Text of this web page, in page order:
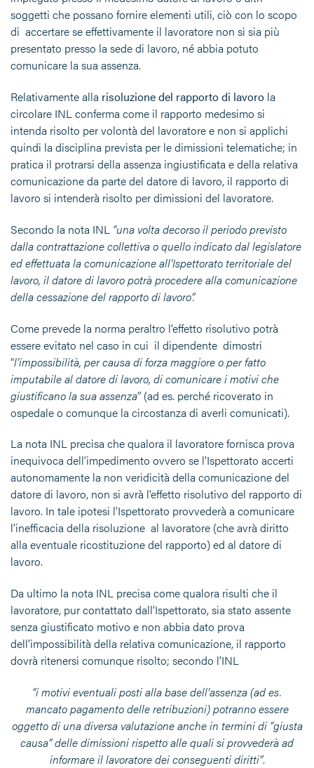
soggetti che possano fornire elementi utili, ciò con lo scopo
di accertare se effettivamente il lavoratore non si sia più
presentato presso la sede di lavoro, né abbia potuto
comunicare la sua assenza.
Relativamente alla risoluzione del rapporto di lavoro la
circolare INL conferma come il rapporto medesimo si
intenda risolto per volontà del lavoratore e non si applichi
quindi la disciplina prevista per le dimissioni telematiche; in
pratica il protrarsi della assenza ingiustificata e della relativa
comunicazione da parte del datore di lavoro, il rapporto di
lavoro si intenderà risolto per dimissioni del lavoratore.
Secondo la nota INL “una volta decorso il periodo previsto
dalla contrattazione collettiva o quello indicato dal legislatore
ed effettuata la comunicazione all’Ispettorato territoriale del
lavoro, il datore di lavoro potrà procedere alla comunicazione
della cessazione del rapporto di lavoro”.
Come prevede la norma peraltro l’effetto risolutivo potrà
essere evitato nel caso in cui il dipendente dimostri
“l’impossibilità, per causa di forza maggiore o per fatto
imputabile al datore di lavoro, di comunicare i motivi che
giustificano la sua assenza” (ad es. perché ricoverato in
ospedale o comunque la circostanza di averli comunicati).
La nota INL precisa che qualora il lavoratore fornisca prova
inequivoca dell’impedimento ovvero se l’Ispettorato accerti
autonomamente la non veridicità della comunicazione del
datore di lavoro, non si avrà l’effetto risolutivo del rapporto di
lavoro. In tale ipotesi l’Ispettorato provvederà a comunicare
l’inefficacia della risoluzione al lavoratore (che avrà diritto
alla eventuale ricostituzione del rapporto) ed al datore di
lavoro.
Da ultimo la nota INL precisa come qualora risulti che il
lavoratore, pur contattato dall’Ispettorato, sia stato assente
senza giustificato motivo e non abbia dato prova
dell’impossibilità della relativa comunicazione, il rapporto
dovrà ritenersi comunque risolto; secondo l’INL
“i motivi eventuali posti alla base dell’assenza (ad es.
mancato pagamento delle retribuzioni) potranno essere
oggetto di una diversa valutazione anche in termini di “giusta
causa” delle dimissioni rispetto alle quali si provvederà ad
informare il lavoratore dei conseguenti diritti”.